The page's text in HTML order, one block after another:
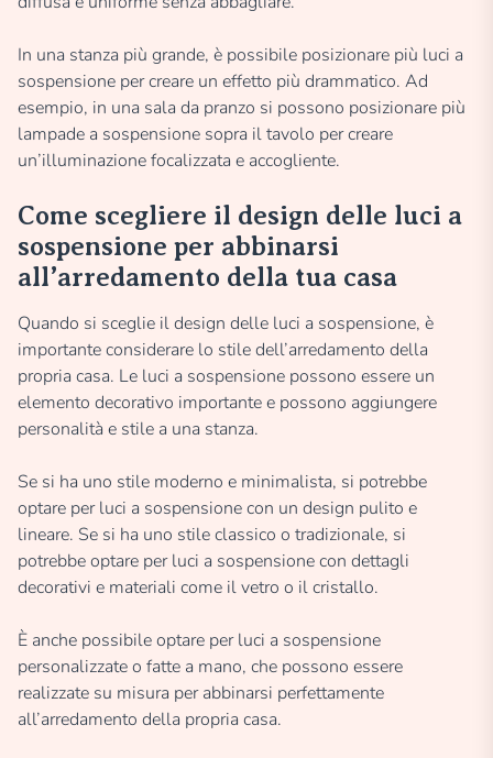
In una stanza più grande, è possibile posizionare più luci a
sospensione per creare un effetto più drammatico. Ad
esempio, in una sala da pranzo si possono posizionare più
lampade a sospensione sopra il tavolo per creare
un’illuminazione focalizzata e accogliente.
Come scegliere il design delle luci a
sospensione per abbinarsi
all’arredamento della tua casa
Quando si sceglie il design delle luci a sospensione, è
importante considerare lo stile dell’arredamento della
propria casa. Le luci a sospensione possono essere un
elemento decorativo importante e possono aggiungere
personalità e stile a una stanza.
Se si ha uno stile moderno e minimalista, si potrebbe
optare per luci a sospensione con un design pulito e
lineare. Se si ha uno stile classico o tradizionale, si
potrebbe optare per luci a sospensione con dettagli
decorativi e materiali come il vetro o il cristallo.
È anche possibile optare per luci a sospensione
personalizzate o fatte a mano, che possono essere
realizzate su misura per abbinarsi perfettamente
all’arredamento della propria casa.